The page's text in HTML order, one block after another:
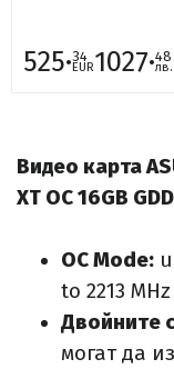
525·34
EUR1027·48
лв.
Видео карта
XT OC 16GB
OC Mode:
to 2213
Двойните
могат да